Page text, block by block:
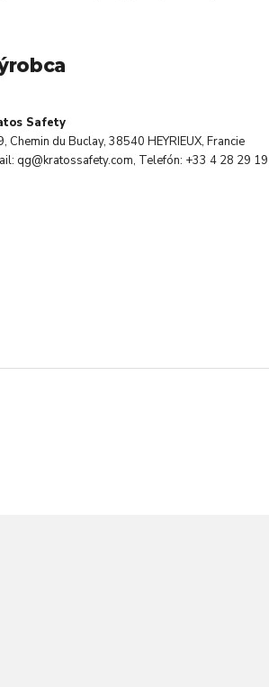
Safety
Chemin du Buclay, 38540 HEYRIEUX, Francie
qg@kratossafety.com, Telefón: +33 4 28 29